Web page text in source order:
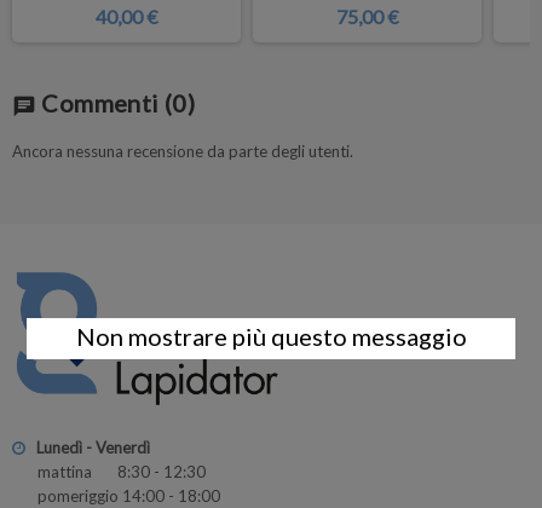
40,00 € 75,00 €
chat Commenti (0)
Ancora nessuna recensione da parte degli utenti.
Lunedì - Venerdì
mattina 8:30 - 12:30
pomeriggio 14:00 - 18:00
Non mostrare più questo messaggio